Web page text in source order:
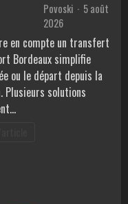
Povoski
5 août
2026
en compte un transfert
Bordeaux simplifie
ou le départ depuis la
Plusieurs solutions